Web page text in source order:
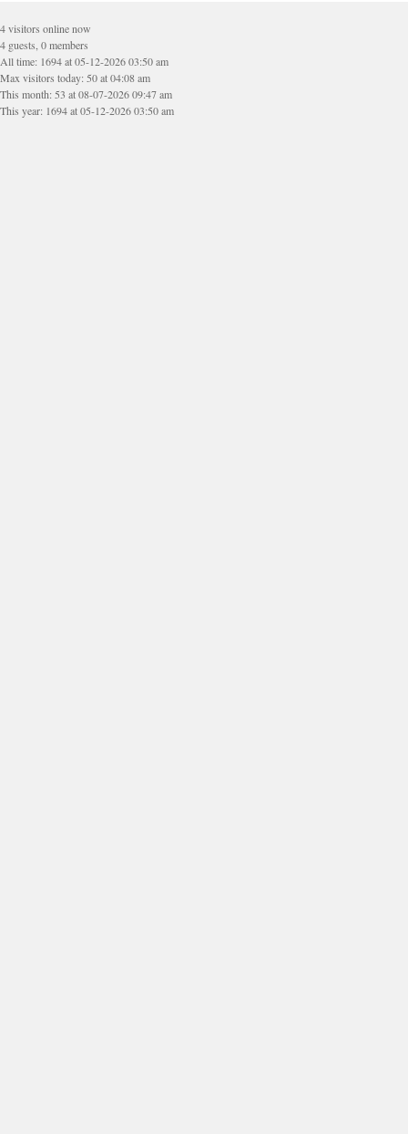
4 visitors online now
4 guests, 0 members
All time: 1694 at 05-12-2026 03:50 am
Max visitors today: 50 at 04:08 am
This month: 53 at 08-07-2026 09:47 am
This year: 1694 at 05-12-2026 03:50 am